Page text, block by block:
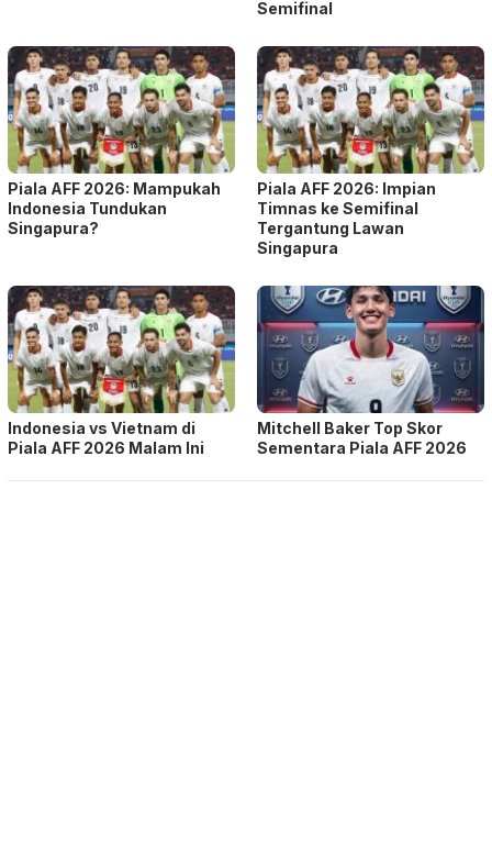
Semifinal
Piala AFF 2026: Mampukah
Indonesia Tundukan
Singapura?
Piala AFF 2026: Impian
Timnas ke Semifinal
Tergantung Lawan
Singapura
Indonesia vs Vietnam di
Piala AFF 2026 Malam Ini
Mitchell Baker Top Skor
Sementara Piala AFF 2026